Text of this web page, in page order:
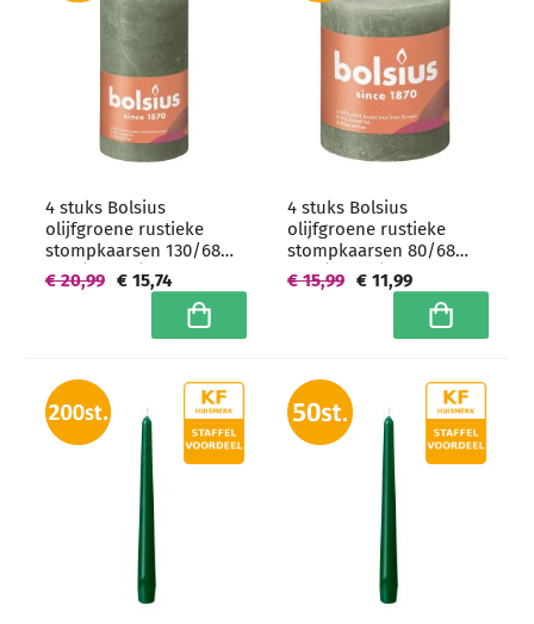
4 stuks Bolsius
olijfgroene rustieke
stompkaarsen 130/68
mm (60 uur) -
grootverpakking
€ 15,74
€ 20,99
In winkelwagen
4 stuks Bolsius
olijfgroene rustieke
stompkaarsen 80/68
mm (35 uur) -
grootverpakking
€ 11,99
€ 15,99
In